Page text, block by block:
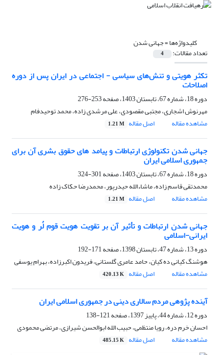
کلیدواژه‌ها =جهانی شدن
تعداد مقالات: 4
تکثر هویتی و تنش‌های سیاسی - اجتماعی در ایران پس از دوره
اصلاحات
دوره 18، شماره 67، تابستان 1403، صفحه
253-276
مهرنوش اشجاری، مجتبی مقصودی، علی مرشدی زاده، محمد توحیدفام
مشاهده مقاله
اصل مقاله 1.21 M
جهانی شدن تکنولوژی ارتباطات و پیامد های حقوق بشری آن برای
جمهوری اسلامی ایران
دوره 18، شماره 67، تابستان 1403، صفحه
301-324
محمدتقی قاسم زاده، ماشاءالله حیدرپور، محمدرضا حکاک زاده
مشاهده مقاله
اصل مقاله 1.21 M
جهانی شدن ارتباطات و تأثیر آن بر تقویت هویت قوم لُر و هویت
ایرانی-اسلامی
دوره 13، شماره 47، تابستان 1398، صفحه
171-192
هوشنگ کیانی ده کیان، حامد عامری گلستانی، فریدون اکبرزاده، بهرام یوسفی
مشاهده مقاله
اصل مقاله 420.13 K
آینده پژوهی مردم سالاری دینی در جمهوری اسلامی ایران
دوره 12، شماره 44، پاییز 1397، صفحه
121-138
احسان خرم دره، رویا منتظمی، حبیب الله ابوالحسن شیرازی، مرتضی محمودی
مشاهده مقاله
اصل مقاله 485.15 K